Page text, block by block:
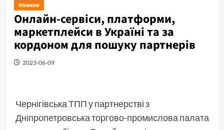
Новини
Онлайн-сервіси, платформи,
маркетплейси в Україні та за
кордоном для пошуку партнерів
2023-06-09
Чернігівська ТПП у партнерстві з
Дніпропетровська торгово-промислова палата